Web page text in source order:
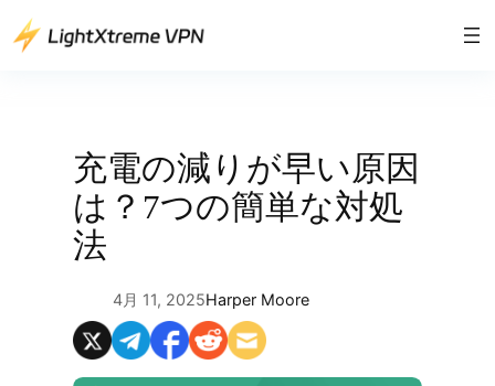
容
充電の減りが早い原因
は？7つの簡単な対処
法
4月 11, 2025Harper Moore